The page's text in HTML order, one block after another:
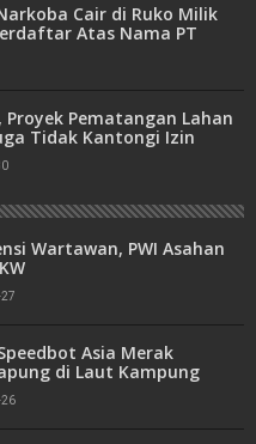
Cair di Ruko Milik
Atas Nama PT
Pematangan Lahan
Tidak Kantongi Izin
Wartawan, PWI Asahan
Asia Merak
di Laut Kampung